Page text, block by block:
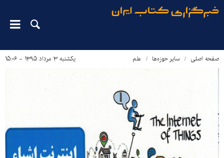
صفحه اصلی سایر حوزه‌ها علم یکشنبه ۳ مرداد ۱۳۹۵ - ۱۵:۰۶